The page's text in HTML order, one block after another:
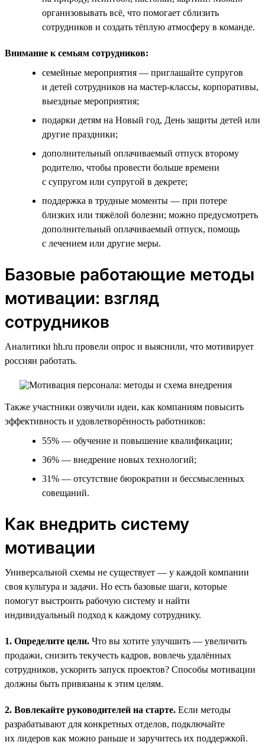
организовывать всё, что помогает сблизить
сотрудников и создать тёплую атмосферу в команде.
Внимание к семьям сотрудников:
семейные мероприятия — приглашайте супругов
и детей сотрудников на мастер-классы, корпоративы,
выездные мероприятия;
подарки детям на Новый год, День защиты детей или
другие праздники;
дополнительный оплачиваемый отпуск второму
родителю, чтобы провести больше времени
с супругом или супругой в декрете;
поддержка в трудные моменты — при потере
близких или тяжёлой болезни; можно предусмотреть
дополнительный оплачиваемый отпуск, помощь
с лечением или другие меры.
Базовые работающие методы
мотивации: взгляд
сотрудников
Аналитики hh.ru провели опрос и выяснили, что мотивирует
россиян работать.
Также участники озвучили идеи, как компаниям повысить
эффективность и удовлетворённость работников:
55% — обучение и повышение квалификации;
36% — внедрение новых технологий;
31% — отсутствие бюрократии и бессмысленных
совещаний.
Как внедрить систему
мотивации
Универсальной схемы не существует — у каждой компании
своя культура и задачи. Но есть базовые шаги, которые
помогут выстроить рабочую систему и найти
индивидуальный подход к каждому сотруднику.
1. Определите цели. Что вы хотите улучшить — увеличить
продажи, снизить текучесть кадров, вовлечь удалённых
сотрудников, ускорить запуск проектов? Способы мотивации
должны быть привязаны к этим целям.
2. Вовлекайте руководителей на старте. Если методы
разрабатывают для конкретных отделов, подключайте
их лидеров как можно раньше и заручитесь их поддержкой.